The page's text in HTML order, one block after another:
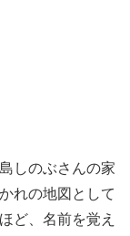
しのぶさんの家
れの地図として
ど、名前を覚え